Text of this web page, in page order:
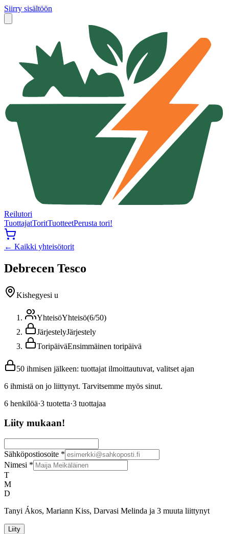
Siirry sisältöön
Reilutori
TuottajatToritTuotteetPerusta tori!
← Kaikki yhteisötorit
Debrecen Tesco
Kishegyesi u
YhteisöYhteisö(6/50)
JärjestelyJärjestely
ToripäiväEnsimmäinen toripäivä
50 ihmisen jälkeen: tuottajat ilmoittautuvat, valitset ajan
6 ihmistä on jo liittynyt. Tarvitsemme myös sinut.
6 henkilöä·3 tuotetta·3 tuottajaa
Liity mukaan!
Sähköpostiosoite *
Nimesi *
T
M
D
Tanyi Ákos, Mariann Kiss, Darvasi Melinda ja 3 muuta liittynyt
Liity